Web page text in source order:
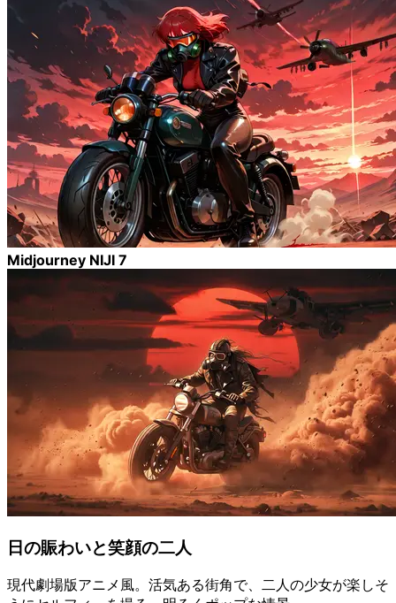
Midjourney NIJI 7
日の賑わいと笑顔の二人
現代劇場版アニメ風。活気ある街角で、二人の少女が楽しそ